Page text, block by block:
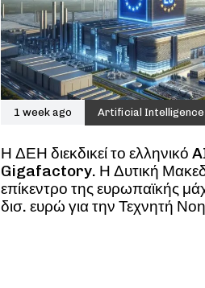
1 week ago Artificial Intelligence
Η ΔΕΗ διεκδικεί το ελληνικό
Gigafactory. Η Δυτική
επίκεντρο της ευρωπαϊκής
δισ. ευρώ για την Τεχνητή